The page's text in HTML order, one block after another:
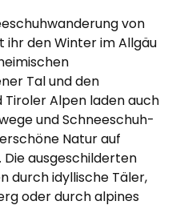
von
ihr den Winter im Allgäu
Tal und den
Tiroler Alpen laden auch
und Schneeschuh-
Natur auf
Die ausgeschilderten
durch idyllische Täler,
oder durch alpines